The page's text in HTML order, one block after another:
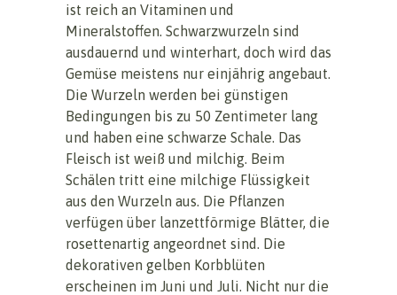
ist reich an Vitaminen und
Mineralstoffen. Schwarzwurzeln sind
ausdauernd und winterhart, doch wird das
Gemüse meistens nur einjährig angebaut.
Die Wurzeln werden bei günstigen
Bedingungen bis zu 50 Zentimeter lang
und haben eine schwarze Schale. Das
Fleisch ist weiß und milchig. Beim
Schälen tritt eine milchige Flüssigkeit
aus den Wurzeln aus. Die Pflanzen
verfügen über lanzettförmige Blätter, die
rosettenartig angeordnet sind. Die
dekorativen gelben Korbblüten
erscheinen im Juni und Juli. Nicht nur die